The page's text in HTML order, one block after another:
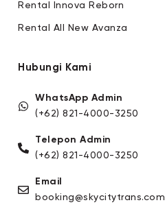
Rental Innova Reborn
Rental All New Avanza
Hubungi Kami
WhatsApp Admin
(+62) 821-4000-3250
Telepon Admin
(+62) 821-4000-3250
Email
booking@skycitytrans.com